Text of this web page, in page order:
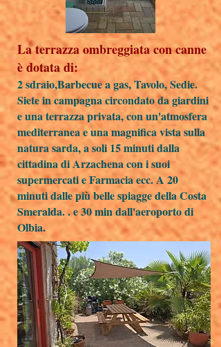
La terrazza ombreggiata con canne
è dotata di:
2 sdraio,Barbecue a gas, Tavolo, Sedie.
Siete in campagna circondato da giardini
e una terrazza privata, con un'atmosfera
mediterranea e una magnifica vista sulla
natura sarda, a soli 15 minuti dalla
cittadina di Arzachena con i suoi
supermercati e Farmacia ecc. A 20
minuti dalle più belle spiagge della Costa
Smeralda. . e 30 min dall'aeroporto di
Olbia.